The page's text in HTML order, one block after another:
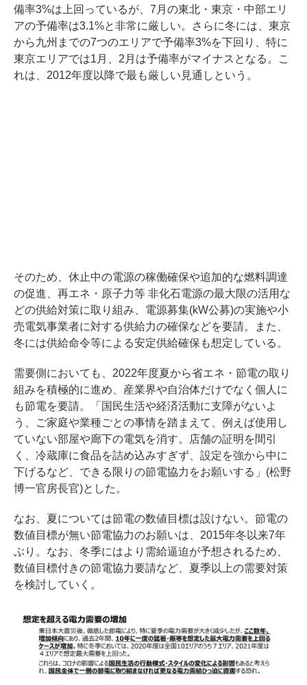
備率3%は上回っているが、7月の東北・東京・中部エリ
アの予備率は3.1%と非常に厳しい。さらに冬には、東京
から九州までの7つのエリアで予備率3%を下回り、特に
東京エリアでは1月、2月は予備率がマイナスとなる。こ
れは、2012年度以降で最も厳しい見通しという。
そのため、休止中の電源の稼働確保や追加的な燃料調達
の促進、再エネ・原子力等 非化石電源の最大限の活用な
どの供給対策に取り組み、電源募集(kW公募)の実施や小
売電気事業者に対する供給力の確保などを要請。また、
冬には供給命令等による安定供給確保も想定している。
需要側においても、2022年度夏から省エネ・節電の取り
組みを積極的に進め、産業界や自治体だけでなく個人に
も節電を要請。「国民生活や経済活動に支障がないよ
う、ご家庭や業種ごとの事情を踏まえて、例えば使用し
ていない部屋や廊下の電気を消す。店舗の証明を間引
く、冷蔵庫に食品を詰め込みすぎず、設定を強から中に
下げるなど、できる限りの節電協力をお願いする」(松野
博一官房長官)とした。
なお、夏については節電の数値目標は設けない。節電の
数値目標が無い節電協力のお願いは、2015年冬以来7年
ぶり。なお、冬季にはより需給逼迫が予想されるため、
数値目標付きの節電協力要請など、夏季以上の需要対策
を検討していく。